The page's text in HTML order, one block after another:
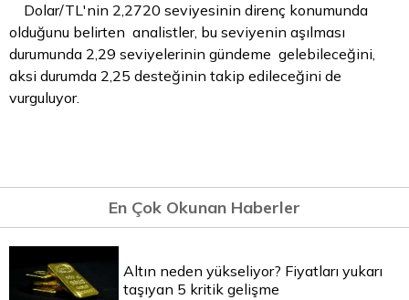
Dolar/TL'nin 2,2720 seviyesinin direnç konumunda
olduğunu belirten analistler, bu seviyenin aşılması
durumunda 2,29 seviyelerinin gündeme gelebileceğini,
aksi durumda 2,25 desteğinin takip edileceğini de
vurguluyor.
En Çok Okunan Haberler
Altın neden yükseliyor? Fiyatları yukarı
taşıyan 5 kritik gelişme